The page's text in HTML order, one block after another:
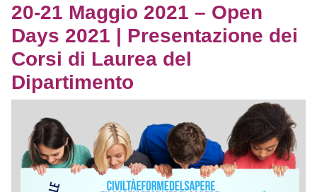
20-21 Maggio 2021 – Open
Days 2021 | Presentazione dei
Corsi di Laurea del
Dipartimento